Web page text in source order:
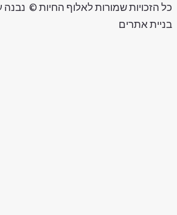
הזכויות שמורות לאלוף החיות © נבנה על
אתרים